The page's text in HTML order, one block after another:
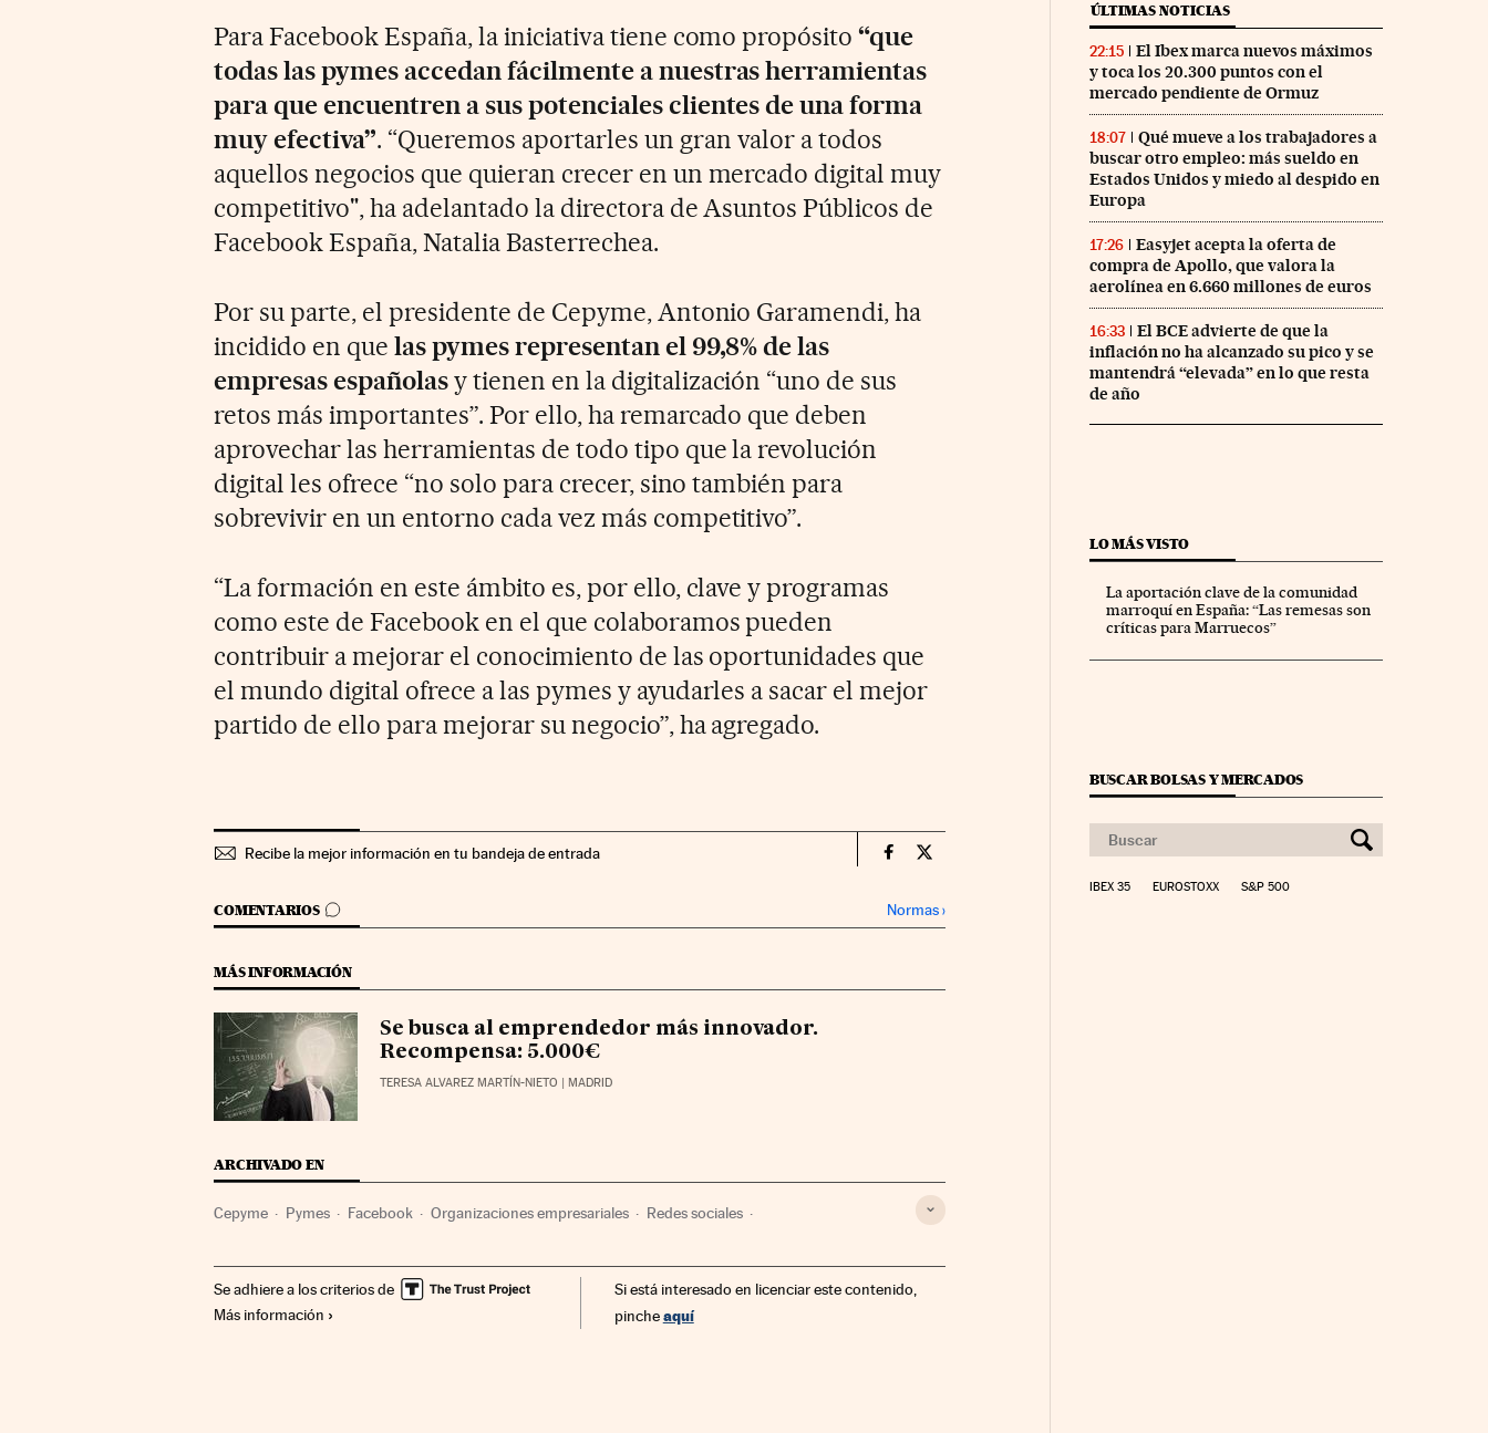
Para Facebook España, la iniciativa tiene como propósito “que
todas las pymes accedan fácilmente a nuestras herramientas
para que encuentren a sus potenciales clientes de una forma
muy efectiva”. “Queremos aportarles un gran valor a todos
aquellos negocios que quieran crecer en un mercado digital muy
competitivo", ha adelantado la directora de Asuntos Públicos de
Facebook España, Natalia Basterrechea.
Por su parte, el presidente de Cepyme, Antonio Garamendi, ha
incidido en quelas pymes representan el 99,8% de las
empresas españolasy tienen en la digitalización “uno de sus
retos más importantes”. Por ello, ha remarcado que deben
aprovechar las herramientas de todo tipo que la revolución
digital les ofrece “no solo para crecer, sino también para
sobrevivir en un entorno cada vez más competitivo”.
“La formación en este ámbito es, por ello, clave y programas
como este de Facebook en el que colaboramos pueden
contribuir a mejorar el conocimiento de las oportunidades que
el mundo digital ofrece a las pymes y ayudarles a sacar el mejor
partido de ello para mejorar su negocio”, ha agregado.
Recibe la mejor información en tu bandeja de entrada Territorio Pyme Cinco Días en Facebook
Territorio Pyme Cinco Días en Twitter
COMENTARIOS
IR A LOS COMENTARIOS Normas›
MÁS INFORMACIÓN
Se busca al emprendedor más innovador.
Recompensa: 5.000€
TERESA ALVAREZ MARTÍN-NIETO | MADRID
ARCHIVADO EN
Cepyme Pymes Facebook Organizaciones empresariales Redes sociales
Comunicaciones
Se adhiere a los criterios de
Más información
Si está interesado en licenciar este contenido,
pincheaquí
ÚLTIMAS NOTICIAS
22:15
El Ibex marca nuevos máximos
y toca los 20.300 puntos con el
mercado pendiente de Ormuz
18:07
Qué mueve a los trabajadores a
buscar otro empleo: más sueldo en
Estados Unidos y miedo al despido en
Europa
17:26
Easyjet acepta la oferta de
compra de Apollo, que valora la
aerolínea en 6.660 millones de euros
16:33
El BCE advierte de que la
inflación no ha alcanzado su pico y se
mantendrá “elevada” en lo que resta
de año
LO MÁS VISTO
La aportación clave de la comunidad
marroquí en España: “Las remesas son
críticas para Marruecos”
BUSCAR BOLSAS Y MERCADOS
IBEX 35 EUROSTOXX S&P 500